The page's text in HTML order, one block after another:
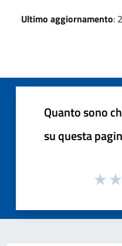
Ultimo aggiornamento:
Quanto sono
su questa